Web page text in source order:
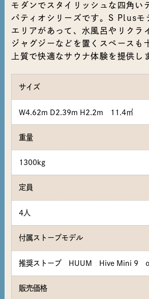
モダンでスタイリッシュな四角い
パティオシリーズです。S Plusモ
エリアがあって、水風呂やリクラ
ジャグジーなどを置くスペースも
上質で快適なサウナ体験を提供し
サイズ
W4.62m D2.39m H2.2m 11.4㎡
重量
1300kg
定員
4人
付属ストーブモデル
推奨ストーブ HUUM Hive Mini 9
販売価格